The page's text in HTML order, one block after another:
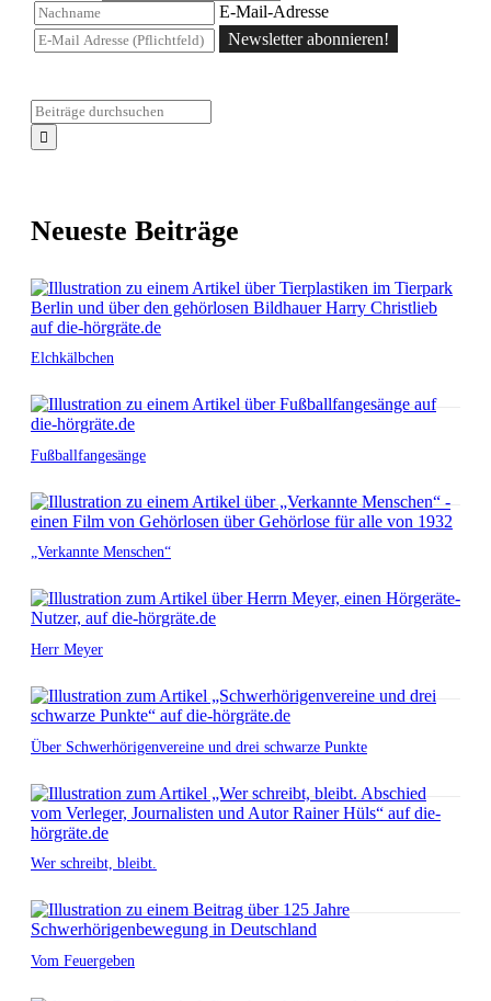
E-Mail-Adresse
Newsletter abonnieren!
Neueste Beiträge
Elchkälbchen
Fußballfangesänge
„Verkannte Menschen“
Herr Meyer
Über Schwerhörigenvereine und drei schwarze Punkte
Wer schreibt, bleibt.
Vom Feuergeben